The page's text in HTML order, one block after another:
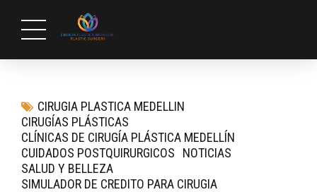
CIRUGIA PLASTICA MEDELLIN
CIRUGÍAS PLÁSTICAS
CLÍNICAS DE CIRUGÍA PLÁSTICA MEDELLÍN
CUIDADOS POSTQUIRURGICOS
NOTICIAS
SALUD Y BELLEZA
SIMULADOR DE CREDITO PARA CIRUGIA